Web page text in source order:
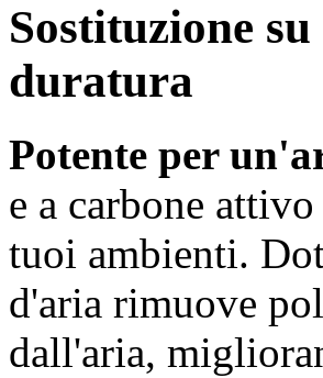
Sostituzione
duratura
Potente per
e a carbone
tuoi ambienti.
d'aria rimuove
dall'aria,